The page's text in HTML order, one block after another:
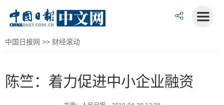
中国日报网 >> 财经滚动
陈竺：着力促进中小企业融资